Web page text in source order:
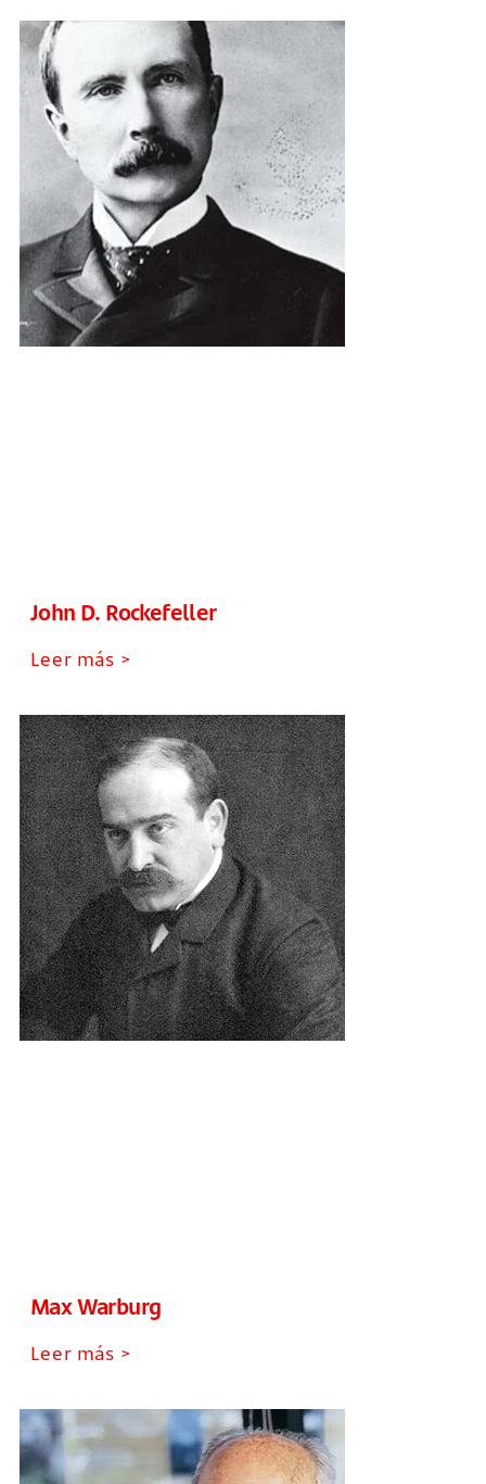
John D. Rockefeller
Leer más >
Max Warburg
Leer más >